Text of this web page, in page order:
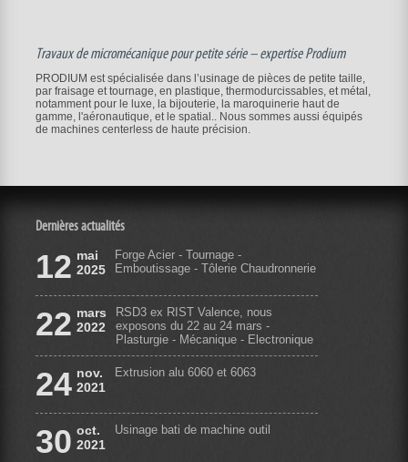
Travaux de micromécanique pour petite série – expertise Prodium
PRODIUM est spécialisée dans l’usinage de pièces de petite taille,
par fraisage et tournage, en plastique, thermodurcissables, et métal,
notamment pour le luxe, la bijouterie, la maroquinerie haut de
gamme, l'aéronautique, et le spatial.. Nous sommes aussi équipés
de machines centerless de haute précision.
Dernières actualités
12 mai
2025
Forge Acier - Tournage -
Emboutissage - Tôlerie Chaudronnerie
22 mars
2022
RSD3 ex RIST Valence, nous
exposons du 22 au 24 mars -
Plasturgie - Mécanique - Electronique
24 nov.
2021
Extrusion alu 6060 et 6063
30 oct.
2021
Usinage bati de machine outil